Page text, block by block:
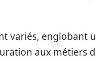
variés, englobant
aux métiers